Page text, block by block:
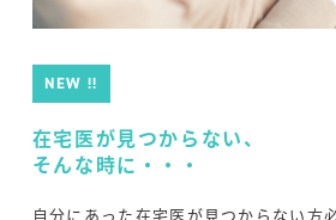
NEW !!
在宅医が見つからない、
そんな時に・・・
自分にあった在宅医が見つからない方